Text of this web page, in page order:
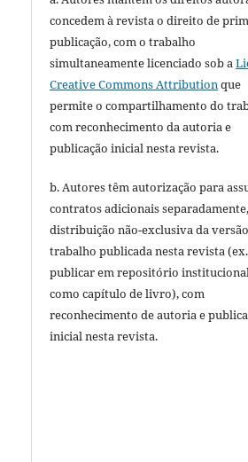
concedem à revista o direito de
publicação, com o trabalho
simultaneamente licenciado sob a
Creative Commons Attribution que
permite o compartilhamento do
com reconhecimento da autoria e
publicação inicial nesta revista.
b. Autores têm autorização para
contratos adicionais
distribuição não-exclusiva da
trabalho publicada nesta revista
publicar em repositório
como capítulo de livro), com
reconhecimento de autoria e
inicial nesta revista.